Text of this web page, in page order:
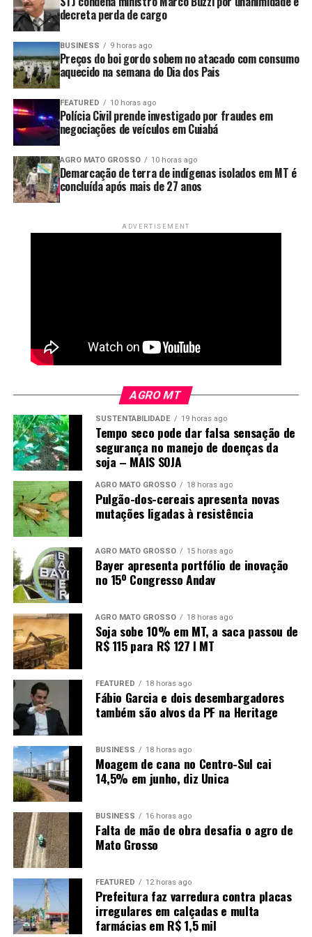
jalapeño do Méxicoapareceu primeiro emCanal Rural.
decreta perda de cargo
BUSINESS 9 horas ago
Preços do boi gordo sobem no atacado com consumo
aquecido na semana do Dia dos Pais
FEATURED 10 horas ago
Polícia Civil prende investigado por fraudes em
negociações de veículos em Cuiabá
AGRO MATO GROSSO 10 horas ago
Demarcação de terra de indígenas isolados em MT é
concluída após mais de 27 anos
ADVERTISEMENT
AGRO MT
SUSTENTABILIDADE 19 horas ago
Tempo seco pode dar falsa sensação de
segurança no manejo de doenças da
soja – MAIS SOJA
AGRO MATO GROSSO 18 horas ago
Pulgão-dos-cereais apresenta novas
mutações ligadas à resistência
AGRO MATO GROSSO 15 horas ago
Bayer apresenta portfólio de inovação
no 15º Congresso Andav
AGRO MATO GROSSO 18 horas ago
Soja sobe 10% em MT, a saca passou de
R$ 115 para R$ 127 I MT
FEATURED 18 horas ago
Fábio Garcia e dois desembargadores
também são alvos da PF na Heritage
BUSINESS 18 horas ago
Moagem de cana no Centro-Sul cai
14,5% em junho, diz Unica
BUSINESS 16 horas ago
Falta de mão de obra desafia o agro de
Mato Grosso
FEATURED 12 horas ago
Prefeitura faz varredura contra placas
irregulares em calçadas e multa
farmácias em R$ 1,5 mil